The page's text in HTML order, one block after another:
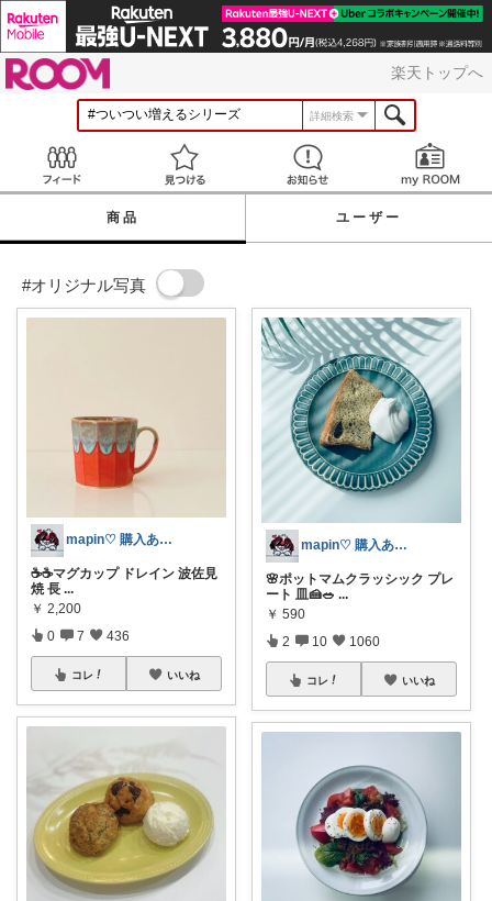
楽天トップへ
詳細検索
見つける お知らせ
商品 ユーザー
#オリジナル写真
mapin♡ 購入ありがとう🫶
☕️☕️マグカップ ドレイン 波佐見
焼 長 ...
￥ 2,200
0 7 436
コレ いいね
mapin♡ 購入ありがとう🫶
🌸ポットマムクラッシック プレ
ート 皿🍰🥗 ...
￥ 590
2 10 1060
コレ いいね